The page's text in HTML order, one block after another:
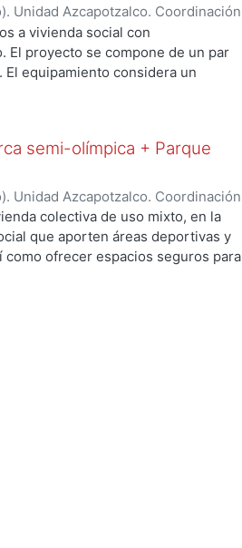
Unidad Azcapotzalco. Coordinación
Rivero, Yesenia; Salvador Ramírez,
a vivienda social con
El proyecto se compone de un par
equipamiento considera un
además de incluir espacios
vehículos, ciclistas y peatones.
semi-olímpica + Parque
Unidad Azcapotzalco. Coordinación
Montaño, Andrea
colectiva de uso mixto, en la
que aporten áreas deportivas y
ofrecer espacios seguros para